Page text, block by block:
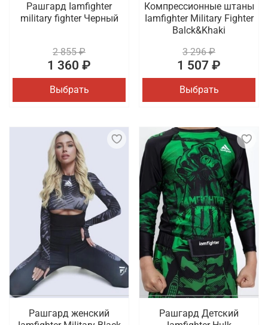
Рашгард Iamfighter
military fighter Черный
2 855 ₽
1 360 ₽
Выбрать
Компрессионные штаны
Iamfighter Military Fighter
Balck&Khaki
3 296 ₽
1 507 ₽
Выбрать
Рашгард женский
Рашгард Детский